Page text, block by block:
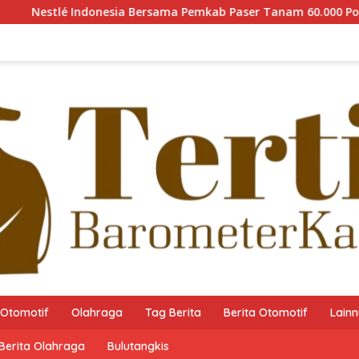
Bersama Pemkab Paser Tanam 60.000 Pohon Mangrove
Otomotif Olahraga Tag Berita Berita Otomotif
Olahraga Bulutangkis